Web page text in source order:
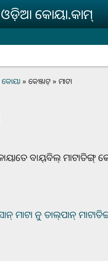
content
ଓଡ଼ିଆ କୋୟା.କାମ୍‌
କୋୟା କେଞ୍ଜାଟ୍‌ ମାଟା
ବାୟ୍‌ବିଲ୍‌ ମାଟାତିଙ୍ଗ୍
ମାଟା ନୁ ତାଲ୍‌ପାନ୍‌